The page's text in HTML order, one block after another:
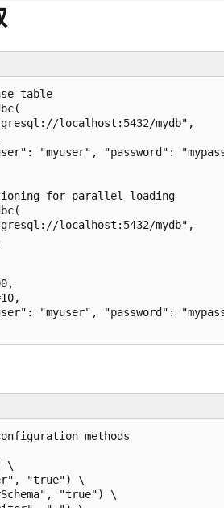
table
localhost:5432/mydb",
"myuser", "password":
for parallel loading
localhost:5432/mydb",
"myuser", "password":
methods
\
"true") \
"true") \